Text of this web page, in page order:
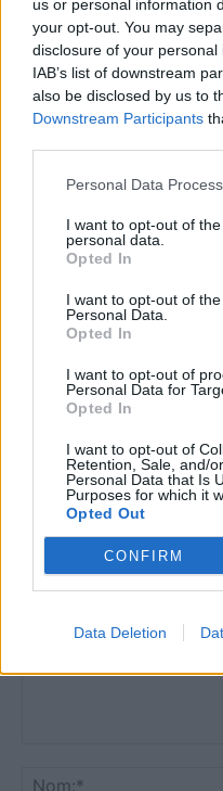
us or personal information
your opt-out. You may
disclosure of your
IAB’s list of downstream
also be disclosed by us to
Downstream Participants
Personal Data
I want to opt-out of
personal data.
Opted In
I want to opt-out of
Personal Data.
Opted In
I want to opt-out of
Personal Data for
Opted In
I want to opt-out of
Retention, Sale, and/
Personal Data that Is
Purposes for which it
Opted Out
CONFIRM
Data Deletion
ARTICLES RELACIONATS
El
2ª Catalana
El CF
el
2ª Catalana
abril 10,
DEIXA UNA RESPOSTA